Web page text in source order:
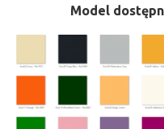
Model